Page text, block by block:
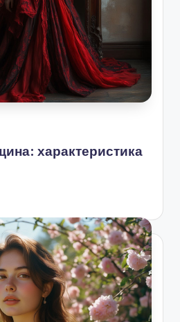
характеристика